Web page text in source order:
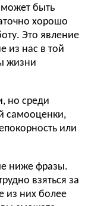
может быть
хорошо
Это явление
из нас в той
жизни
но среди
самооценки,
или
ниже фразы.
взяться за
из них более